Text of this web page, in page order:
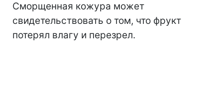
Сморщенная кожура может
свидетельствовать о том, что фрукт
потерял влагу и перезрел.